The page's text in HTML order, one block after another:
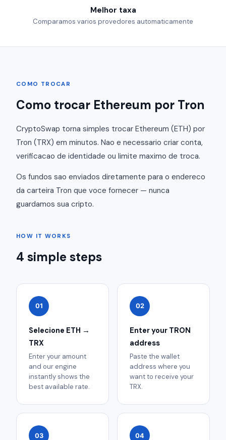
Melhor taxa
Comparamos varios provedores automaticamente
COMO TROCAR
Como trocar Ethereum por Tron
CryptoSwap torna simples trocar Ethereum (ETH) por
Tron (TRX) em minutos. Nao e necessario criar conta,
verificacao de identidade ou limite maximo de troca.
Os fundos sao enviados diretamente para o endereco
da carteira Tron que voce fornecer — nunca
guardamos sua cripto.
HOW IT WORKS
4 simple steps
01
Selecione ETH →
TRX
Enter your amount
and our engine
instantly shows the
best available rate.
02
Enter your TRON
address
Paste the wallet
address where you
want to receive your
TRX.
03 04